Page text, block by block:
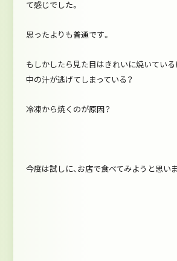
て感じでした。
思ったよりも普通です。
もしかしたら見た目はきれいに焼いている
中の汁が逃げてしまっている？
冷凍から焼くのが原因？
今度は試しに、お店で食べてみようと思い